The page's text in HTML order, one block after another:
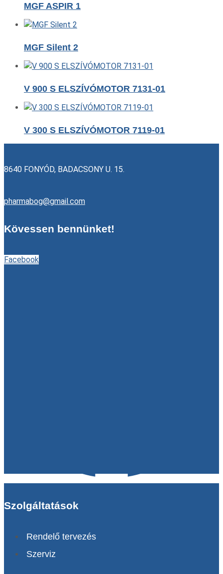
MGF ASPIR 1
MGF Silent 2
V 900 S ELSZÍVÓMOTOR 7131-01
V 300 S ELSZÍVÓMOTOR 7119-01
8640 FONYÓD, BADACSONY U. 15.
pharmabog@gmail.com
Kövessen bennünket!
Facebook
Szolgáltatások
Rendelő tervezés
Szerviz